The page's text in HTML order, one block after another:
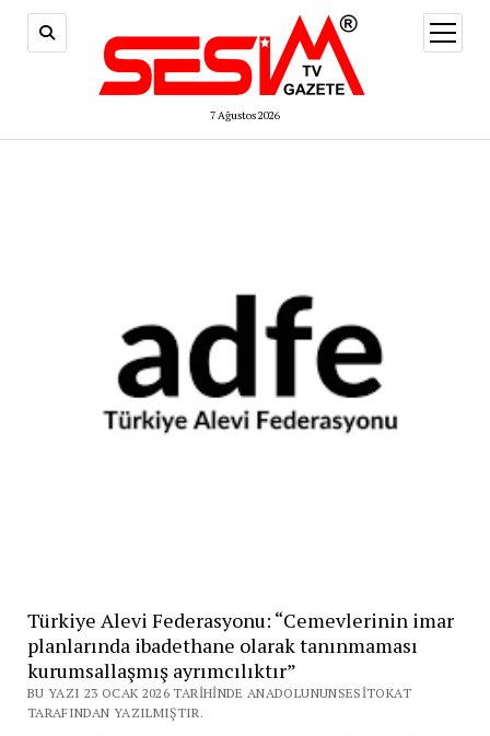
7 Ağustos 2026
aç
Türkiye Alevi Federasyonu: “Cemevlerinin imar
planlarında ibadethane olarak tanınmaması
kurumsallaşmış ayrımcılıktır”
BU YAZI 23 OCAK 2026 TARIHINDE ANADOLUNUNSESITOKAT
TARAFINDAN YAZILMIŞTIR.